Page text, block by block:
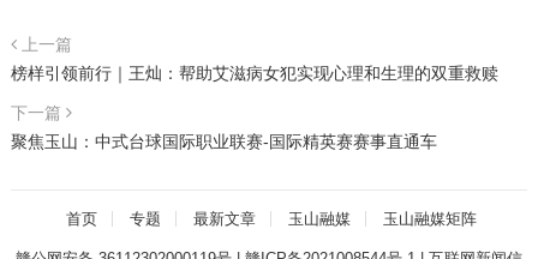
上一篇
榜样引领前行｜王灿：帮助艾滋病女犯实现心理和生理的双重救赎
下一篇
聚焦玉山：中式台球国际职业联赛-国际精英赛赛事直通车
首页 专题 最新文章 玉山融媒 玉山融媒矩阵